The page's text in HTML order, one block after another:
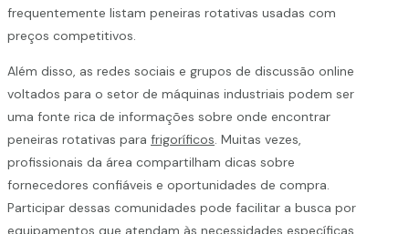
frequentemente listam peneiras rotativas usadas com
preços competitivos.
Além disso, as redes sociais e grupos de discussão online
voltados para o setor de máquinas industriais podem ser
uma fonte rica de informações sobre onde encontrar
peneiras rotativas para frigoríficos. Muitas vezes,
profissionais da área compartilham dicas sobre
fornecedores confiáveis e oportunidades de compra.
Participar dessas comunidades pode facilitar a busca por
equipamentos que atendam às necessidades específicas